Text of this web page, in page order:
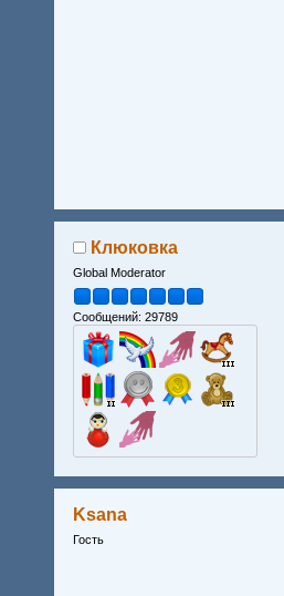
Клюковка
Global Moderator
Сообщений: 29789
Ksana
Гость